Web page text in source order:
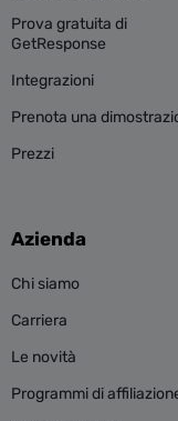
Prova gratuita di
GetResponse
Integrazioni
Prenota una
Prezzi
Azienda
Chi siamo
Carriera
Le novità
Programmi di